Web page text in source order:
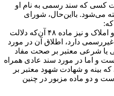
کسی که سند رسمی به نام او
می‌شود. بااین‌حال، شورای
«مفاد ماده ۲۲ قانون ثبت اسناد و املاک و نیز ماده ۴۸ آن‌که دلالت
غیررسمی دارد، اطلاق آن در مورد
یا شرعی معتبر بر صحت مفاد
و اما در مورد سند عادی همراه
که بینه و شهادت شهود معتبر بر
و دو ماده مزبور در چنین